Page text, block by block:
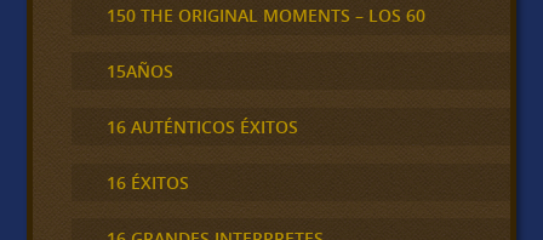
150 THE ORIGINAL MOMENTS – LOS 60
15AÑOS
16 AUTÉNTICOS ÉXITOS
16 ÉXITOS